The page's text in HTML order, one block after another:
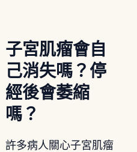
子宮肌瘤會自
己消失嗎？停
經後會萎縮
嗎？
許多病人關心子宮肌瘤